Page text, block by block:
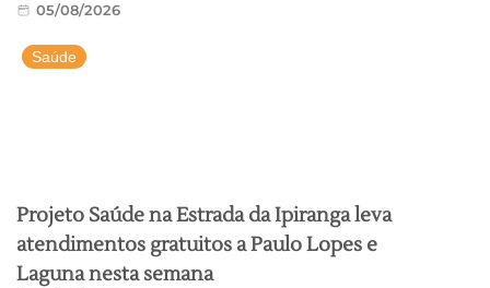
05/08/2026
Saúde
Projeto Saúde na Estrada da Ipiranga leva
atendimentos gratuitos a Paulo Lopes e
Laguna nesta semana